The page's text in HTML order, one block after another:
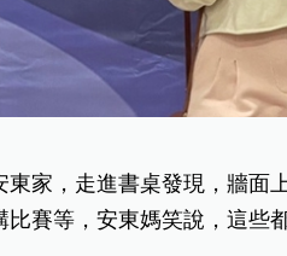
東家，走進書桌發現，牆面
比賽等，安東媽笑說，這些